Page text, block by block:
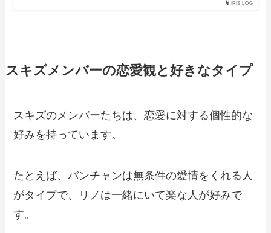
IRIS LOG
スキズメンバーの恋愛観と好きなタイプ
スキズのメンバーたちは、恋愛に対する個性的な
好みを持っています。
たとえば、バンチャンは無条件の愛情をくれる人
がタイプで、リノは一緒にいて楽な人が好みで
す。